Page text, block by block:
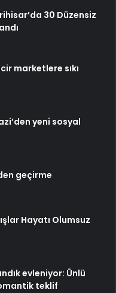
30 Düzensiz
marketlere sıkı
yeni sosyal
geçirme
Hayatı Olumsuz
evleniyor: Ünlü
teklif